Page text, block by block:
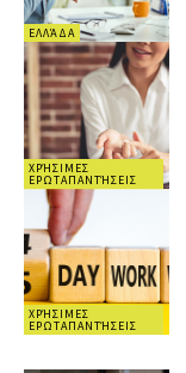
ΕΛΛΆΔΑ
ΧΡΉΣΙΜΕΣ
ΕΡΩΤΑΠΑΝΤΉΣΕΙΣ
ΧΡΉΣΙΜΕΣ
ΕΡΩΤΑΠΑΝΤΉΣΕΙΣ